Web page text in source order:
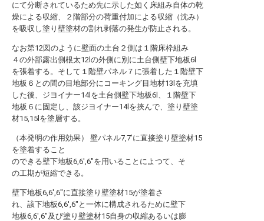
にて分断されているため先に示した如く床組み自体の乾
燥による収縮、２階部分の荷重付加による収縮（沈み）
を吸収し塗り壁塗材の割れ剥落の発生が防止される。
なお第12図のように壁面の土台２側は１階床枠組み
４の外部露出側根太12lの外側に別に土台側壁下地板6l
を張着する。そして１階壁パネル７に張着した１階壁下
地板６との間の目地部分にコーキング目地材13lを充填
した後、ジヨイナー14lを土台側壁下地板6l、１階壁下
地板６に固定し、該ジヨイナー14lを挾んで、塗り壁塗
材15,15lを塗層する。
（本発明の作用効果） 壁パネル7,7′に直接塗り壁塗材15
を塗着すること
のできる壁下地板6,6′,6″を用いることによつて、そ
の工期が短縮できる。
壁下地板6,6′,6″に直接塗り壁塗材15が塗着さ
れ、該下地板6,6′,6″と一体に構成されるために壁下
地板6,6′,6″及び塗り壁塗材15自身の収縮あるいは膨